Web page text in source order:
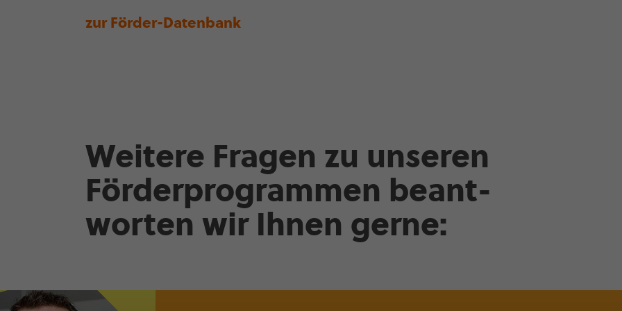
zur Förder-Datenbank
Weitere Fragen zu unseren
Förder­pro­grammen beant­
worten wir Ihnen gerne: